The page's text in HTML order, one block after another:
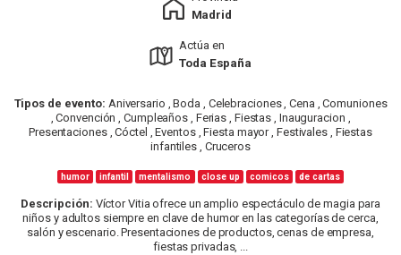
Madrid
Actúa en
Toda España
Tipos de evento: Aniversario , Boda , Celebraciones , Cena , Comuniones
, Convención , Cumpleaños , Ferias , Fiestas , Inauguracion ,
Presentaciones , Cóctel , Eventos , Fiesta mayor , Festivales , Fiestas
infantiles , Cruceros
humor infantil mentalismo close up comicos de cartas
Descripción: Víctor Vitia ofrece un amplio espectáculo de magia para
niños y adultos siempre en clave de humor en las categorías de cerca,
salón y escenario. Presentaciones de productos, cenas de empresa,
fiestas privadas, ...